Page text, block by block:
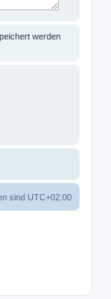
werden
sind UTC+02:00